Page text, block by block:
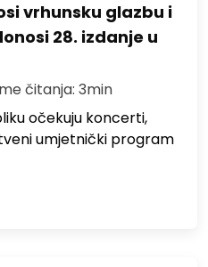
vrhunsku glazbu i
28. izdanje u
čitanja: 3min
očekuju koncerti,
umjetnički program